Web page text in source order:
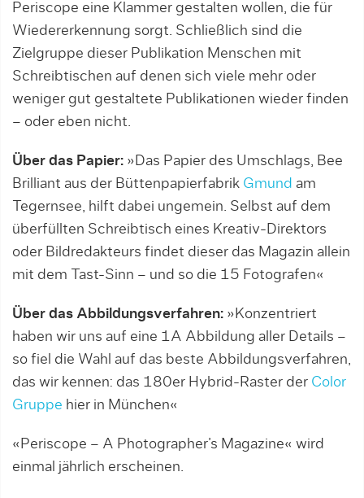
Periscope eine Klammer gestalten wollen, die für
Wiedererkennung sorgt. Schließlich sind die
Zielgruppe dieser Publikation Menschen mit
Schreibtischen auf denen sich viele mehr oder
weniger gut gestaltete Publikationen wieder finden
– oder eben nicht.
Über das Papier: »Das Papier des Umschlags, Bee
Brilliant aus der Büttenpapierfabrik Gmund am
Tegernsee, hilft dabei ungemein. Selbst auf dem
überfüllten Schreibtisch eines Kreativ-Direktors
oder Bildredakteurs findet dieser das Magazin allein
mit dem Tast-Sinn – und so die 15 Fotografen«
Über das Abbildungsverfahren: »Konzentriert
haben wir uns auf eine 1A Abbildung aller Details –
so fiel die Wahl auf das beste Abbildungsverfahren,
das wir kennen: das 180er Hybrid-Raster der Color
Gruppe hier in München«
«Periscope – A Photographer’s Magazine« wird
einmal jährlich erscheinen.